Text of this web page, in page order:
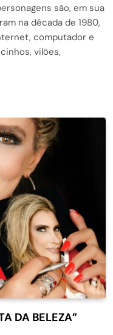
são, em sua
na década de 1980,
computador e
vilões,
DA BELEZA”